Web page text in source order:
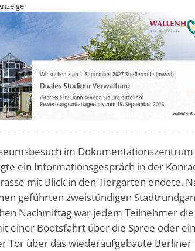
im Dokumentationszentrum
ein Informationsgespräch in der
mit Blick in den Tiergarten endete.
geführten zweistündigen
Nachmittag war jedem Teilnehmer die
einer Bootsfahrt über die Spree oder
Tor über das wiederaufgebaute Berliner